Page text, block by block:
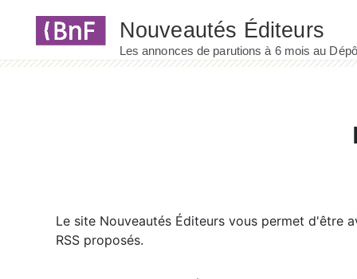
Le site Nouveautés Éditeurs vous permet d'être
RSS proposés.